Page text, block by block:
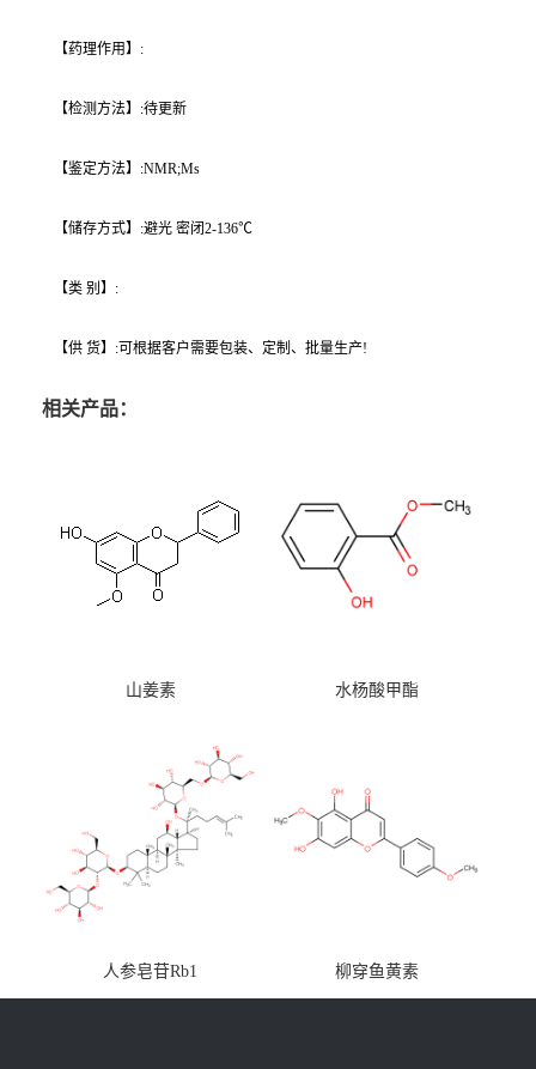
【药理作用】:
【检测方法】:待更新
【鉴定方法】:NMR;Ms
【储存方式】:避光 密闭2-136℃
【类 别】:
【供 货】:可根据客户需要包装、定制、批量生产!
相关产品：
山姜素 水杨酸甲酯
人参皂苷Rb1 柳穿鱼黄素